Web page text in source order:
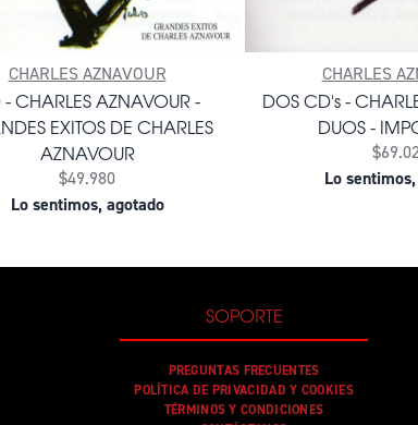
CHARLES AZNAVOUR
CHARLES AZNAVOUR -
EXITOS DE CHARLES
AZNAVOUR
$49.980
Lo sentimos, agotado
CHARLES
DOS CD's -
DUOS -
Lo
SOPORTE
PREGUNTAS FRECUENTES
POLÍTICA DE PRIVACIDAD Y COOKIES
TÉRMINOS Y CONDICIONES